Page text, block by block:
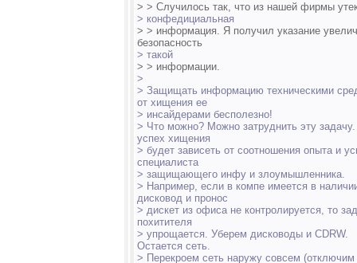
> > Случилось так, что из нашей фирмы
> конфедициальная
> > информация. Я получил указание
безопасность
> такой
> > информации.
>
> Защищать информацию техническими
от хищения ее
> инсайдерами бесполезно!
> Что можно? Можно затруднить эту задачу.
успех хищения
> будет зависеть от соотношения опыта и
специалиста
> защищающего инфу и злоумышленника.
> Например, если в компе имеется в
дисковод и пронос
> дискет из офиса не контролируется, то
похитителя
> упрощается. Уберем дисководы и CDRW.
Остается сеть.
> Перекроем сеть наружу совсем (отключим